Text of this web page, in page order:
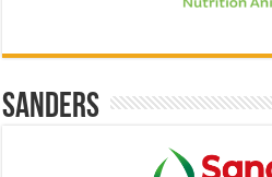
Sanders